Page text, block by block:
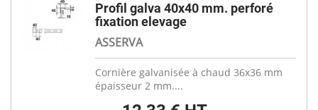
Profil galva 40x40 mm. perforé
fixation elevage
ASSERVA
Cornière galvanisée à chaud 36x36 mm
épaisseur 2 mm....